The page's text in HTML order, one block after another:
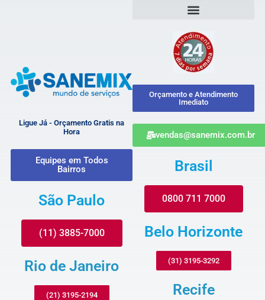
Ligue Já - Orçamento Gratis na
Hora
Equipes em Todos
Bairros
São Paulo
(11) 3885-7000
Rio de Janeiro
(21) 3195-2194
Orçamento e Atendimento
Imediato
vendas@sanemix.com.br
Brasil
0800 711 7000
Belo Horizonte
(31) 3195-3292
Recife